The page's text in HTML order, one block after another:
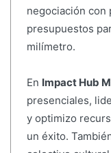
negociación con
presupuestos
milímetro.
En Impact Hub
presenciales,
y optimizo
un éxito.